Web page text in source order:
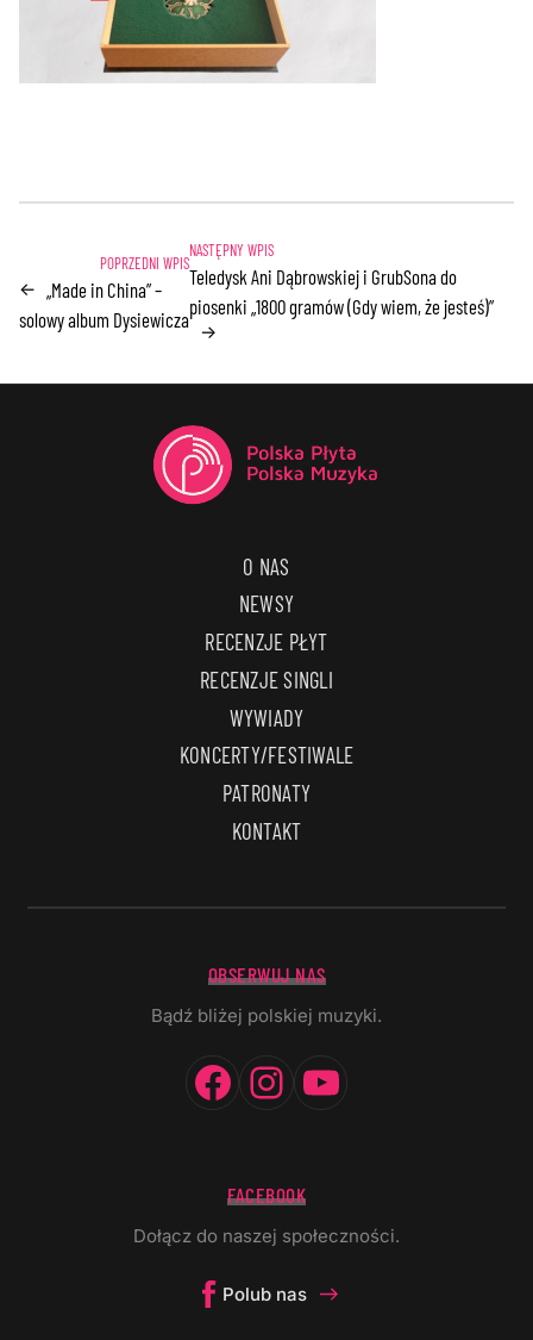
←
„Made in China” –
solowy album Dysiewicza
Teledysk Ani Dąbrowskiej i GrubSona do
piosenki „1800 gramów (Gdy wiem, że jesteś)”
→
O NAS
NEWSY
RECENZJE PŁYT
RECENZJE SINGLI
WYWIADY
KONCERTY/FESTIWALE
PATRONATY
KONTAKT
OBSERWUJ NAS
Bądź bliżej polskiej muzyki.
Facebook
Instagram
FACEBOOK
Dołącz do naszej społeczności.
Polub nas